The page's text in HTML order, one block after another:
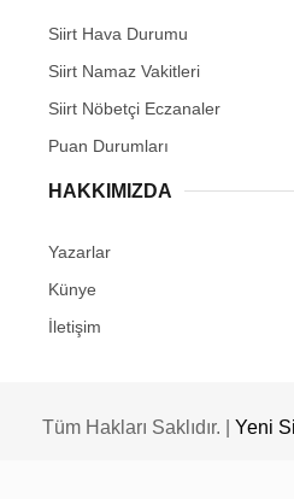
Siirt Hava Durumu
Siirt Namaz Vakitleri
Siirt Nöbetçi Eczanaler
Puan Durumları
HAKKIMIZDA
Yazarlar
Künye
İletişim
Tüm Hakları Saklıdır. | Yeni